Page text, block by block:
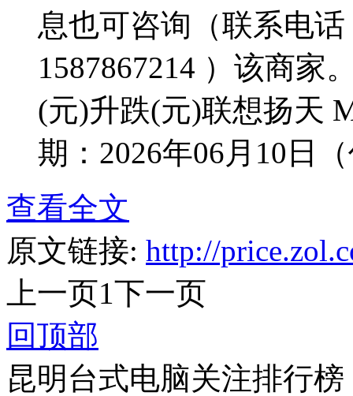
息也可咨询（联系电话
1587867214 ）该商家
(元)升跌(元)联想扬天
期：2026年06月10日
查看全文
原文链接: http://
上一页1下一页
回顶部
昆明台式电脑关注排行榜